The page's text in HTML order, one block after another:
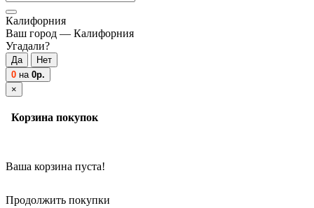
Калифорния
Ваш город — Калифорния
Угадали?
0 на 0р.
×
Корзина покупок
Ваша корзина пуста!
Продолжить покупки